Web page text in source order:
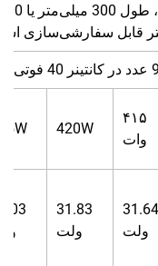
4 میلی‌متر مکعب، طول 300
قابل سفارشی‌سازی
۴۱۵
وات
420W
31.64
ولت
31.83
ولت